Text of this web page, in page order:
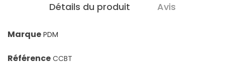
Détails du produit Avis
Marque PDM
Référence CCBT